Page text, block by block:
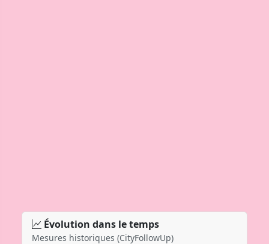
Évolution dans le temps
Mesures historiques (CityFollowUp)